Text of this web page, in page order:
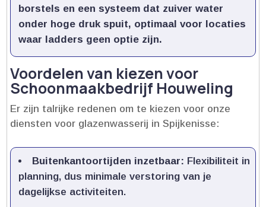
borstels en een systeem dat zuiver water
onder hoge druk spuit, optimaal voor locaties
waar ladders geen optie zijn.​
Voordelen van kiezen voor
Schoonmaakbedrijf Houweling
Er zijn talrijke redenen om te kiezen voor onze
diensten voor glazenwasserij in Spijkenisse:
Buitenkantoortijden inzetbaar: Flexibiliteit in
planning, dus minimale verstoring van je
dagelijkse activiteiten.​